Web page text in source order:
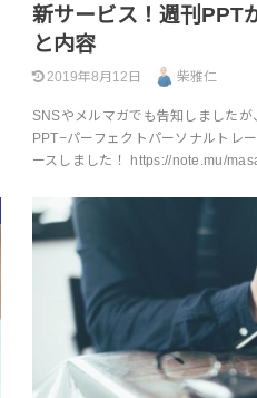
新サービス！週刊PPT
と内容
2019年8月12日 柴雅仁
SNSやメルマガでも告知しましたが
PPT−パーフェクトパーソナルトレ
ースしました！ https://note.mu/